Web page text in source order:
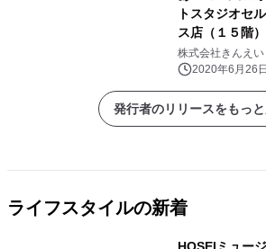
トスタジオセ
ス店（１５階
（土） １０時
株式会社きんえい
2020年6月26
発行者のリリースをもっ
ライフスタイルの新着